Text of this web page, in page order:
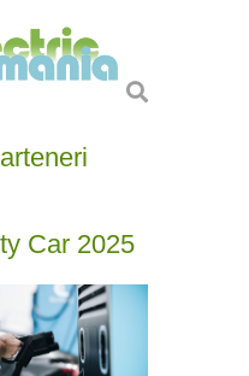
Car 2025